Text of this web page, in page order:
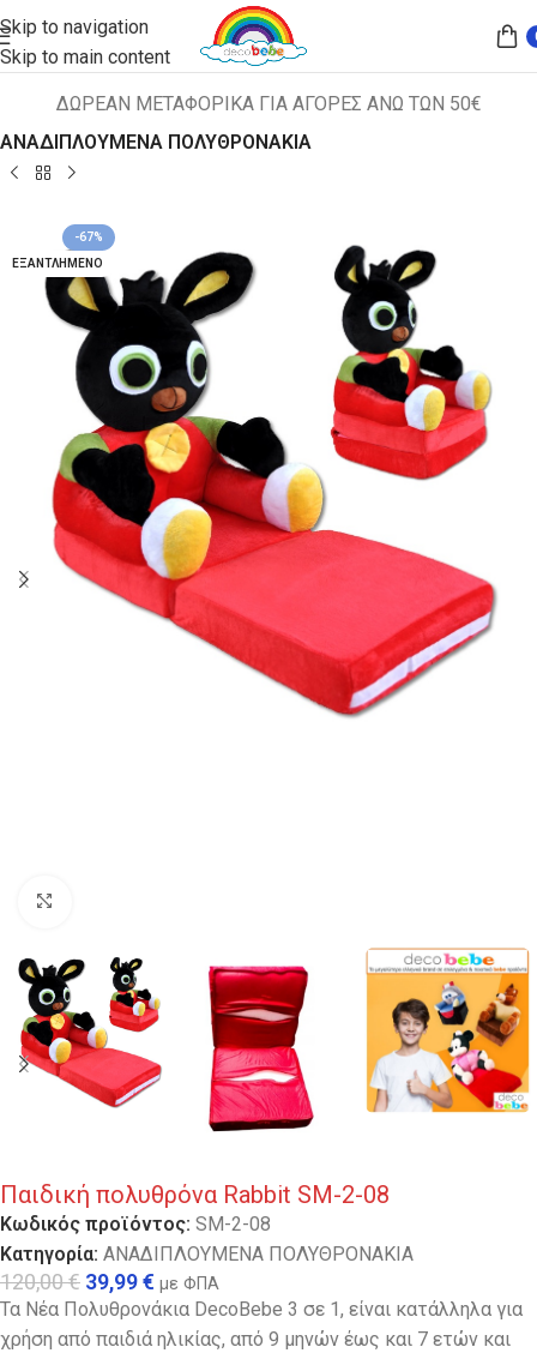
Skip to navigation
Skip to main content
ΔΩΡΕΑΝ ΜΕΤΑΦΟΡΙΚΑ ΓΙΑ ΑΓΟΡΕΣ ΑΝΩ ΤΩΝ 50€
Αρχική σελίδα ΠΑΙΔΙΚΑ ΚΑΘΙΣΜΑΤΑ
ΑΝΑΔΙΠΛΟΥΜΕΝΑ ΠΟΛΥΘΡΟΝΑΚΙΑ
-67%
ΕΞΑΝΤΛΗΜΈΝΟ
Παιδική πολυθρόνα Rabbit SM-2-08
Κωδικός προϊόντος: SM-2-08
Κατηγορία: ΑΝΑΔΙΠΛΟΥΜΕΝΑ ΠΟΛΥΘΡΟΝΑΚΙΑ
120,00€ 39,99€ με ΦΠΑ
Τα Νέα Πολυθρονάκια DecoBebe 3 σε 1, είναι κατάλληλα για
χρήση από παιδιά ηλικίας, από 9 μηνών έως και 7 ετών και